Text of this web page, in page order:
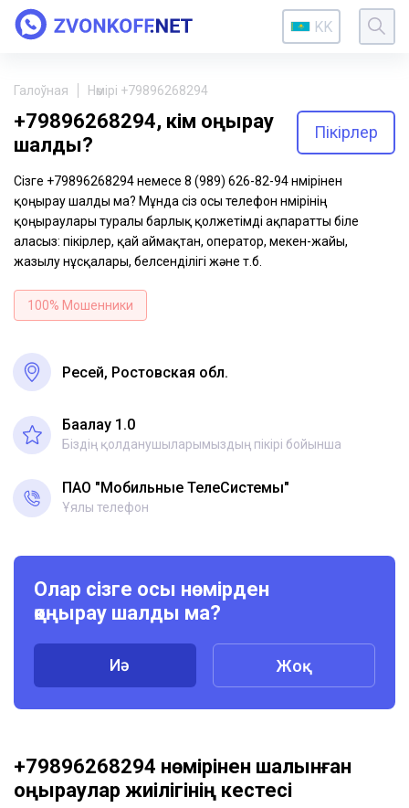
KK
Галоўная Нөмірі +79896268294
+79896268294, кім қоңырау
шалды?
Пікірлер
Сізге +79896268294 немесе 8 (989) 626-82-94 нөмірінен
қоңырау шалды ма? Мұнда сіз осы телефон нөмірінің
қоңыраулары туралы барлық қолжетімді ақпаратты біле
аласыз: пікірлер, қай аймақтан, оператор, мекен-жайы,
жазылу нұсқалары, белсенділігі және т.б.
100% Мошенники
Ресей, Ростовская обл.
Бағалау 1.0
Біздің қолданушыларымыздың пікірі бойынша
ПАО "Мобильные ТелеСистемы"
Ұялы телефон
Олар сізге осы нөмірден
қоңырау шалды ма?
Иә Жоқ
+79896268294 нөмірінен шалынған
қоңыраулар жиілігінің кестесі